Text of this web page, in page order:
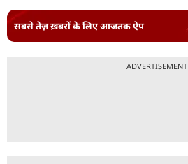
सबसे तेज़ ख़बरों के लिए आजतक ऐप
ADVERTISEMENT